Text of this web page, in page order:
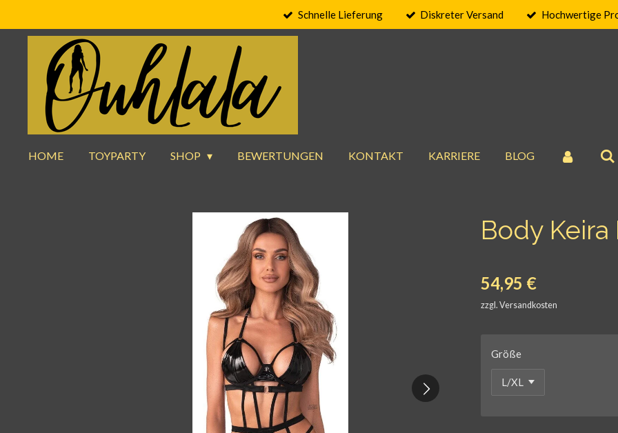
Hauptinhalt
Schnelle Lieferung Diskreter Versand Hochwertige
HOME TOYPARTY SHOP BEWERTUNGEN KONTAKT KARRIERE BLOG
Body Keira
54,95 €
zzgl. Versandkosten
Größe